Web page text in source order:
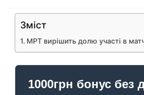
Зміст
МРТ вирішить долю участі в
1000грн бонус без